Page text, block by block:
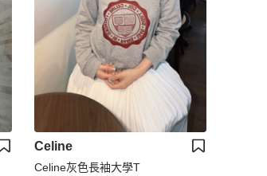
Celine
Celine灰色長袖大學T